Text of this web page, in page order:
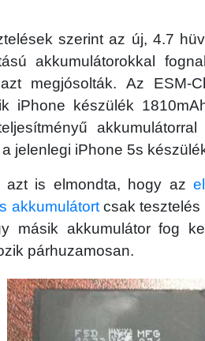
szerint az új, 4.7
akkumulátorokkal
megjósolták. Az ESM-
iPhone készülék
jelenlegi iPhone 5s
azt is elmondta, hogy az
akkumulátortcsak tesztelés
másik akkumulátor fog
párhuzamosan.